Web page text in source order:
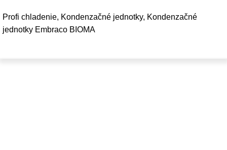
Profi chladenie, Kondenzačné jednotky, Kondenzačné
jednotky Embraco BIOMA